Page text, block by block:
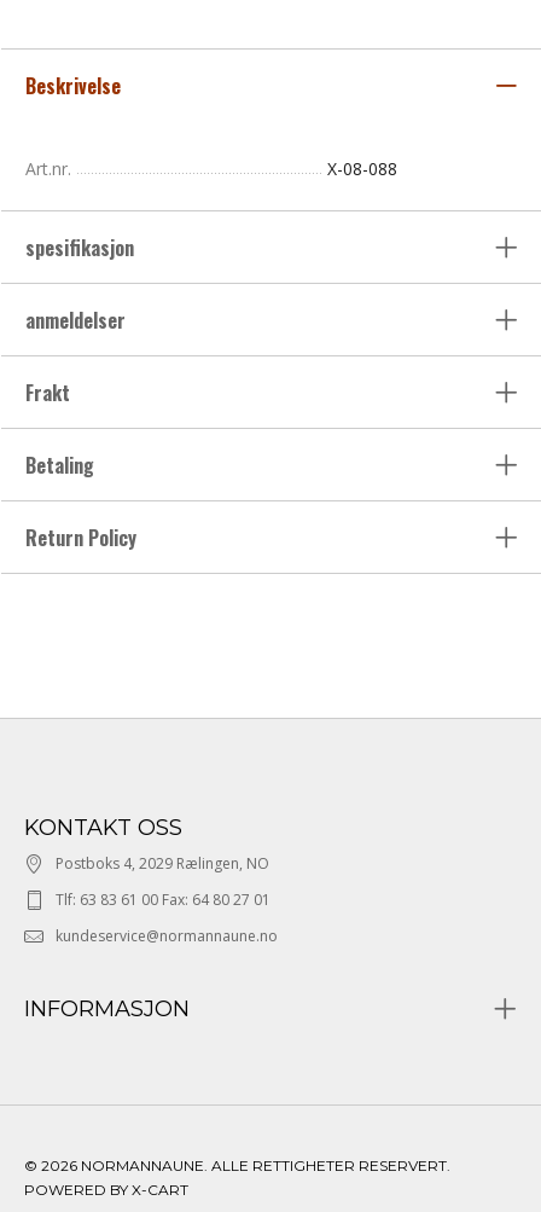
Beskrivelse
Art.nr. X-08-088
spesifikasjon
anmeldelser
Frakt
Betaling
Return Policy
KONTAKT OSS
Postboks 4, 2029 Rælingen, NO
Tlf: 63 83 61 00 Fax: 64 80 27 01
kundeservice@normannaune.no
INFORMASJON
© 2026 NORMANNAUNE. ALLE RETTIGHETER RESERVERT.
POWERED BY X-CART